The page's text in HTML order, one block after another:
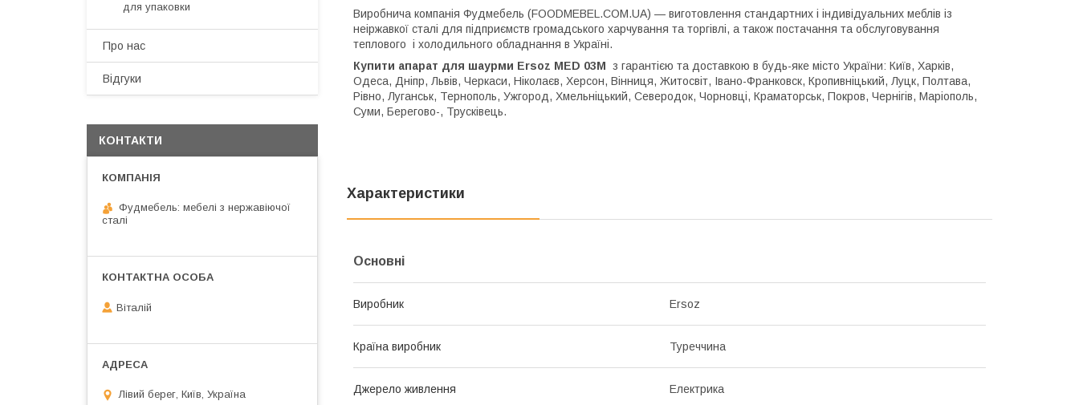
Виробнича компанія Фудмебель (FOODMEBEL.СOM.UA) — виготовлення стандартних і індивідуальних меблів із
неіржавкої сталі для підприємств громадського харчування та торгівлі, а також постачання та обслуговування
теплового і холодильного обладнання в Україні.
Купити апарат для шаурми Ersoz MED 03M з гарантією та доставкою в будь-яке місто України: Київ, Харків,
Одеса, Дніпр, Львів, Черкаси, Ніколаєв, Херсон, Вінниця, Житосвіт, Івано-Франковск, Кропивніцький, Луцк, Полтава,
Рівно, Луганськ, Тернополь, Ужгород, Хмельніцький, Северодок, Чорновці, Краматорськ, Покров, Чернігів, Маріополь,
Суми, Берегово-, Трусківець.
Характеристики
Основні
Виробник Ersoz
Країна виробник Туреччина
Джерело живлення Електрика
для упаковки
Про нас
Відгуки
КОНТАКТИ
Фудмебель: мебелі з нержавіючої
сталі
Віталій
Лівий берег, Київ, Україна